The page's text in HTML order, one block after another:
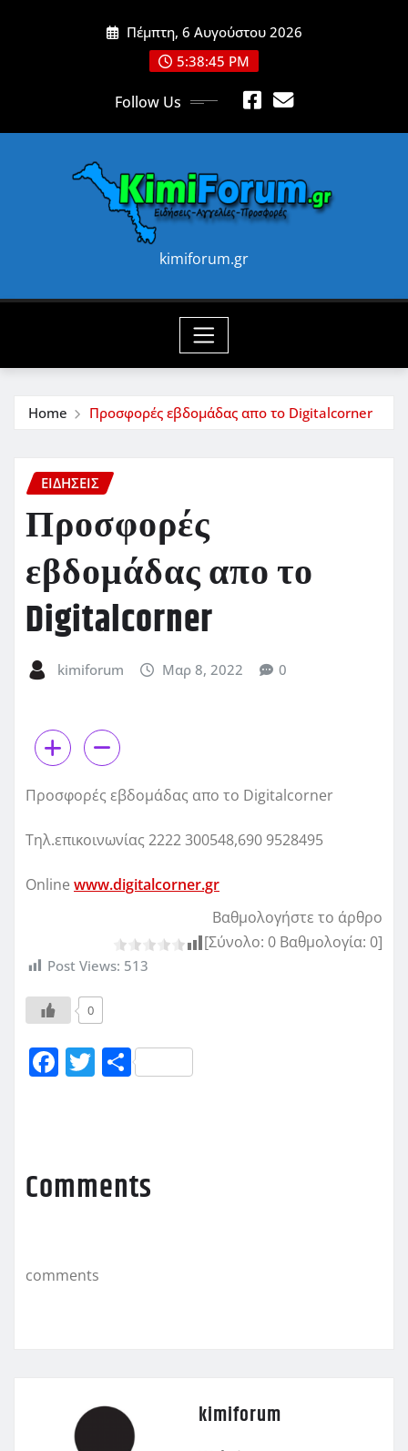
Πέμπτη, 6 Αυγούστου 2026
5:38:47 PM
Follow Us
kimiforum.gr
Home Προσφορές εβδομάδας απο το Digitalcorner
ΕΙΔΗΣΕΙΣ
Προσφορές
εβδομάδας απο το
Digitalcorner
kimiforum Μαρ 8, 2022 0
Προσφορές εβδομάδας απο το Digitalcorner
Τηλ.επικοινωνίας 2222 300548,690 9528495
Online www.digitalcorner.gr
Βαθμολογήστε το άρθρο
[Σύνολο: 0 Βαθμολογία: 0]
Post Views: 513
0
F
b
o
k
T
r
Μ
σ
τ
Comments
comments
kimiforum